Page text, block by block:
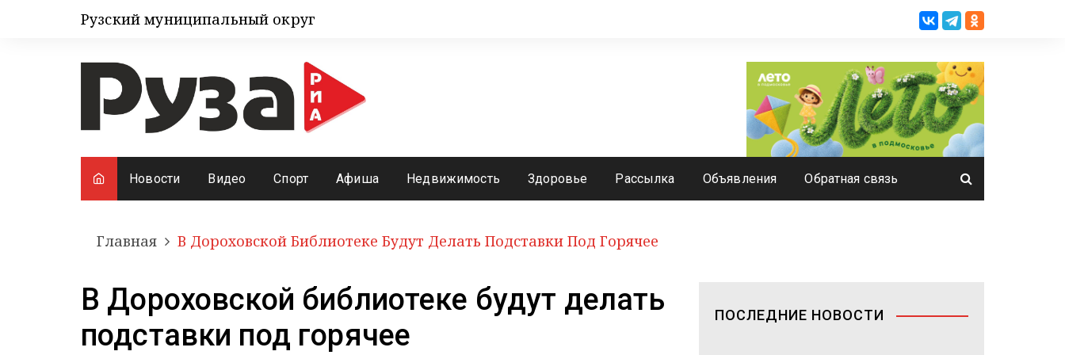
Рузский муниципальный округ
Новости Видео Спорт Афиша Недвижимость Здоровье Рассылка Объявления Обратная связь
Главная В Дороховской Библиотеке Будут Делать Подставки Под Горячее
В Дороховской библиотеке будут делать
подставки под горячее
ПОСЛЕДНИЕ НОВОСТИ